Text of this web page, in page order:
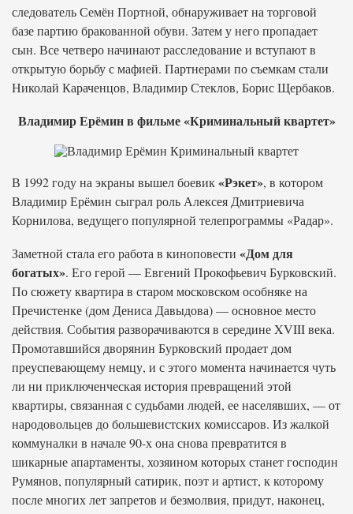
следователь Семён Портной, обнаруживает на торговой
базе партию бракованной обуви. Затем у него пропадает
сын. Все четверо начинают расследование и вступают в
открытую борьбу с мафией. Партнерами по съемкам стали
Николай Караченцов, Владимир Стеклов, Борис Щербаков.
Владимир Ерёмин в фильме «Криминальный квартет»
В 1992 году на экраны вышел боевик«Рэкет», в котором
Владимир Ерёмин сыграл роль Алексея Дмитриевича
Корнилова, ведущего популярной телепрограммы «Радар».
Заметной стала его работа в киноповести «Дом для
богатых». Его герой — Евгений Прокофьевич Бурковский.
По сюжету квартира в старом московском особняке на
Пречистенке (дом Дениса Давыдова) — основное место
действия. События разворачиваются в середине XVIII века.
Промотавшийся дворянин Бурковский продает дом
преуспевающему немцу, и с этого момента начинается чуть
ли ни приключенческая история превращений этой
квартиры, связанная с судьбами людей, ее населявших, — от
народовольцев до большевистских комиссаров. Из жалкой
коммуналки в начале 90-х она снова превратится в
шикарные апартаменты, хозяином которых станет господин
Румянов, популярный сатирик, поэт и артист, к которому
после многих лет запретов и безмолвия, придут, наконец,